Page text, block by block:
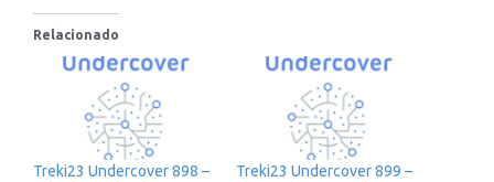
Relacionado
Treki23 Undercover 898 –
Treki23 Undercover 899 –